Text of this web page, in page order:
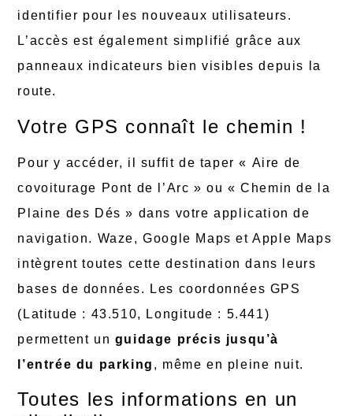
identifier pour les nouveaux utilisateurs.
L’accès est également simplifié grâce aux
panneaux indicateurs bien visibles depuis la
route.
Votre GPS connaît le chemin !
Pour y accéder, il suffit de taper « Aire de
covoiturage Pont de l’Arc » ou « Chemin de la
Plaine des Dés » dans votre application de
navigation. Waze, Google Maps et Apple Maps
intègrent toutes cette destination dans leurs
bases de données. Les coordonnées GPS
(Latitude : 43.510, Longitude : 5.441)
permettent un guidage précis jusqu’à
l’entrée du parking , même en pleine nuit.
Toutes les informations en un